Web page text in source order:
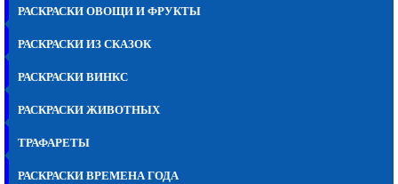
РАСКРАСКИ ОВОЩИ И ФРУКТЫ
РАСКРАСКИ ИЗ СКАЗОК
РАСКРАСКИ ВИНКС
РАСКРАСКИ ЖИВОТНЫХ
ТРАФАРЕТЫ
РАСКРАСКИ ВРЕМЕНА ГОДА